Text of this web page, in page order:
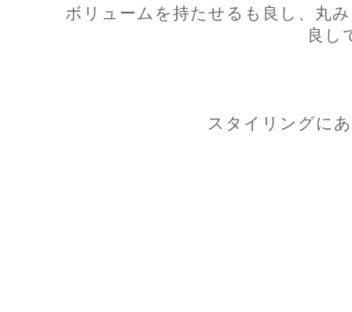
ボリュームを持たせるも良し、丸
良し
スタイリングに